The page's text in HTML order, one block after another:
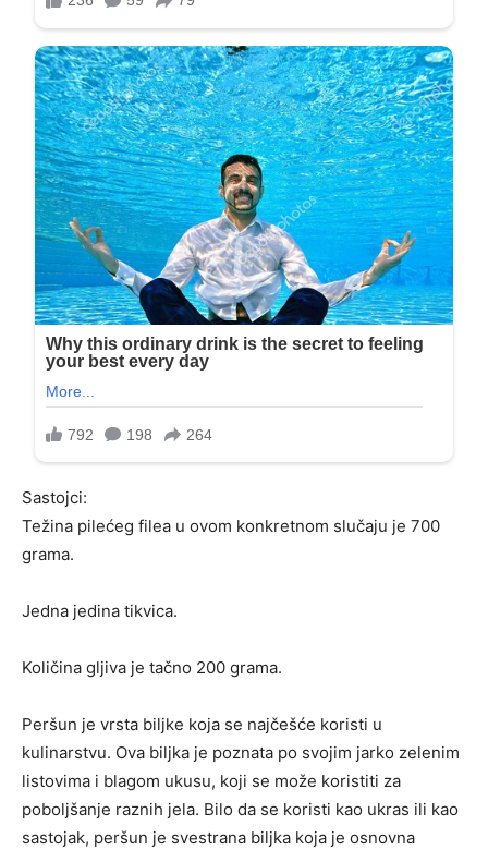
Sastojci:
Težina pilećeg filea u ovom konkretnom slučaju je 700
grama.
Jedna jedina tikvica.
Količina gljiva je tačno 200 grama.
Peršun je vrsta biljke koja se najčešće koristi u
kulinarstvu. Ova biljka je poznata po svojim jarko zelenim
listovima i blagom ukusu, koji se može koristiti za
poboljšanje raznih jela. Bilo da se koristi kao ukras ili kao
sastojak, peršun je svestrana biljka koja je osnovna